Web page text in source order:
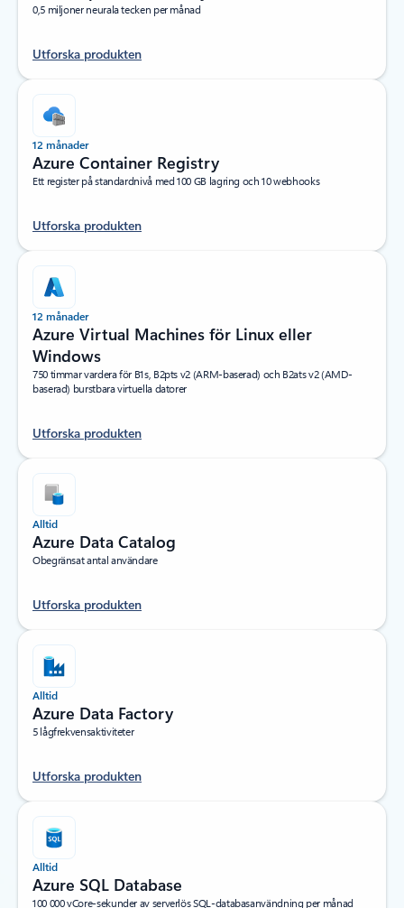
0,5 miljoner neurala tecken per månad
Utforska produkten
12 månader
Azure Container Registry
Ett register på standardnivå med 100 GB lagring och 10 webhooks
Utforska produkten
12 månader
Azure Virtual Machines för Linux eller
Windows
750 timmar vardera för B1s, B2pts v2 (ARM-baserad) och B2ats v2 (AMD-
baserad) burstbara virtuella datorer
Utforska produkten
Alltid
Azure Data Catalog
Obegränsat antal användare
Utforska produkten
Alltid
Azure Data Factory
5 lågfrekvensaktiviteter
Utforska produkten
Alltid
Azure SQL Database
100 000 vCore-sekunder av serverlös SQL-databasanvändning per månad